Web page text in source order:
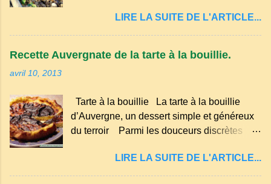
Auvergne particulièrement du Puy-de-
Dôme . A Adrillier : arbres de la famille...
organiques, minéraux ou synthétiques pour
le protéger et améliorer sa fertilité. Il
présente plusieurs avantages : Réduction
des arrosages : Le paillage limite
empêche la lumière d'atteindre le sol, ce qui
freine la germination des adventices.
Protection contre les intempéries : Il
chaleur excessive en été. Amélioration de la
structure du sol : Les paillis organiques se
LIRE LA SUITE DE L'ARTICLE...
Recette Auvergnate de la tarte à la bouillie.
avril 10, 2013
Tarte à la bouillie La tarte à la bouillie
d’Auvergne, un dessert simple et généreux
du terroir Parmi les douceurs discrètes
la tarte à la bouillie occupe une place à part.
Transmise de génération en génération, elle
LIRE LA SUITE DE L'ARTICLE...